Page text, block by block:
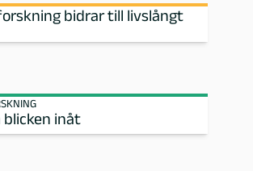
bidrar till livslångt
blicken inåt